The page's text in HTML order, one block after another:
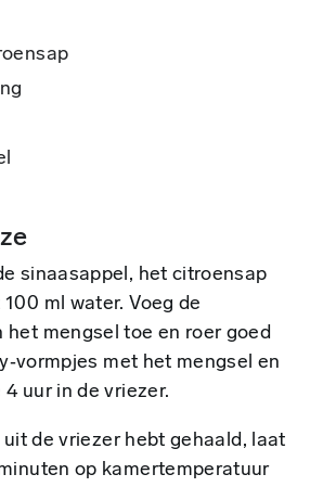
sinaasappel, het citroensap
ml water. Voeg de
het mengsel toe en roer goed
met het mengsel en
uur in de vriezer.
de vriezer hebt gehaald, laat
op kamertemperatuur